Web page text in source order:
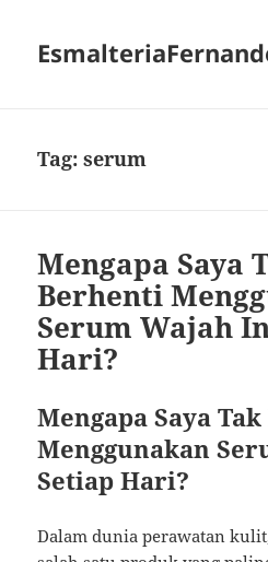
Tag:serum
Mengapa Saya
Berhenti
Serum Wajah
Hari?
Mengapa Saya
Menggunakan
Setiap Hari?
Dalam dunia perawatan